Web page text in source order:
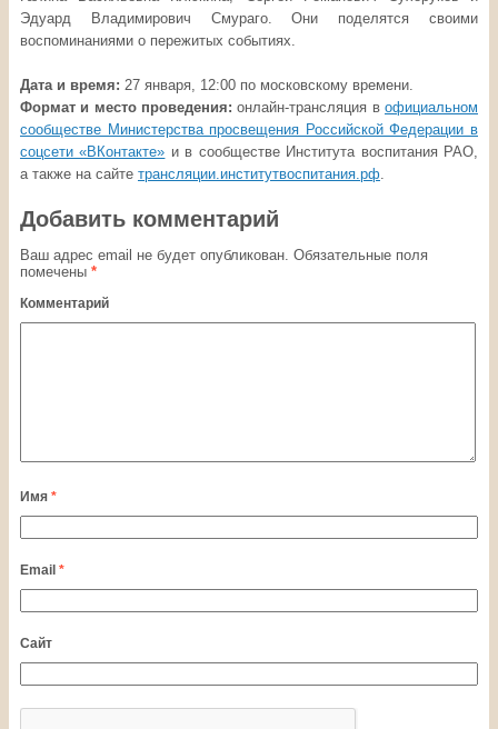
Эдуард Владимирович Смураго. Они поделятся своими
воспоминаниями о пережитых событиях.
Дата и время: 27 января, 12:00 по московскому времени.
Формат и место проведения: онлайн-трансляция в официальном
сообществе Министерства просвещения Российской Федерации в
соцсети «ВКонтакте» и в сообществе Института воспитания РАО,
а также на сайте трансляции.институтвоспитания.рф.
Добавить комментарий
Ваш адрес email не будет опубликован. Обязательные поля
помечены *
Комментарий
Имя *
Email *
Сайт